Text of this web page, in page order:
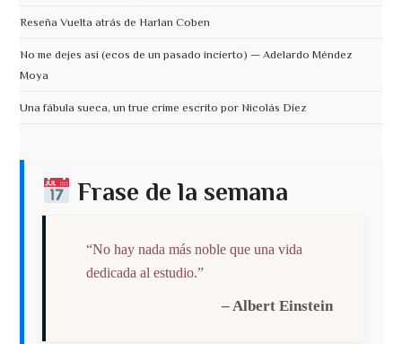
Reseña Vuelta atrás de Harlan Coben
No me dejes así (ecos de un pasado incierto) — Adelardo Méndez
Moya
Una fábula sueca, un true crime escrito por Nicolás Díez
Frase de la semana
“No hay nada más noble que una vida
dedicada al estudio.”
– Albert Einstein